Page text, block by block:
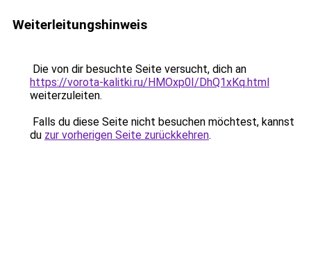
Weiterleitungshinweis
Die von dir besuchte Seite versucht, dich an
https://vorota-kalitki.ru/HMOxp0I/DhQ1xKq.html
weiterzuleiten.
Falls du diese Seite nicht besuchen möchtest, kannst
du zur vorherigen Seite zurückkehren.